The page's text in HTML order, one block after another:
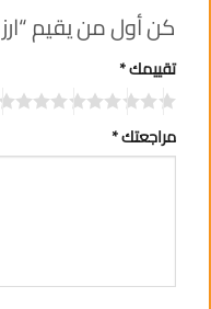
كن أول من يقيم “ارز
تقييمك*
مراجعتك*